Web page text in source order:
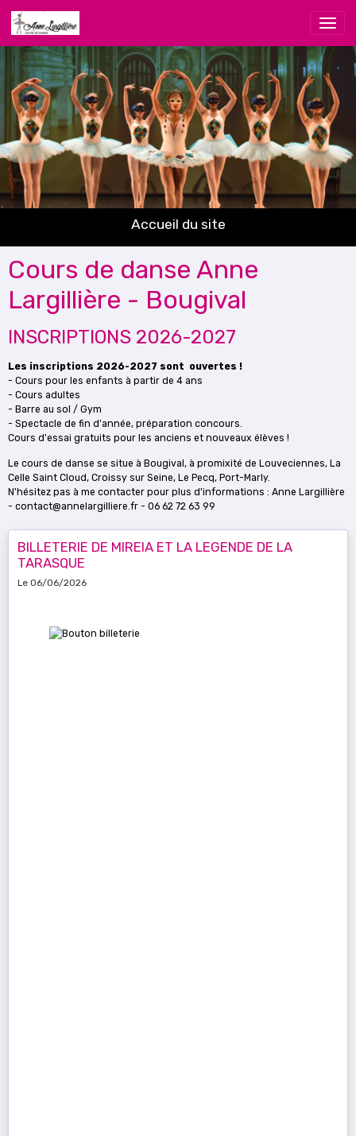
Accueil du site
Cours de danse Anne
Largillière - Bougival
INSCRIPTIONS 2026-2027
Les inscriptions 2026-2027 sont ouvertes !
- Cours pour les enfants à partir de 4 ans
- Cours adultes
- Barre au sol / Gym
- Spectacle de fin d'année, préparation concours.
Cours d'essai gratuits pour les anciens et nouveaux élèves !
Le cours de danse se situe à Bougival, à promixité de Louveciennes, La
Celle Saint Cloud, Croissy sur Seine, Le Pecq, Port-Marly.
N'hésitez pas à me contacter pour plus d'informations : Anne Largillière
- contact@annelargilliere.fr - 06 62 72 63 99
BILLETERIE DE MIREIA ET LA LEGENDE DE LA
TARASQUE
Le 06/06/2026